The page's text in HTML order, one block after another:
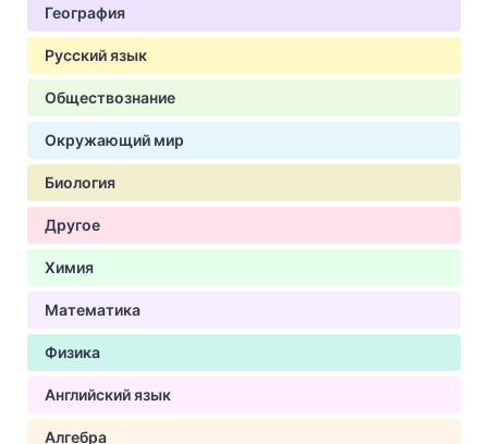
География
Русский язык
Обществознание
Окружающий мир
Биология
Другое
Химия
Математика
Физика
Английский язык
Алгебра